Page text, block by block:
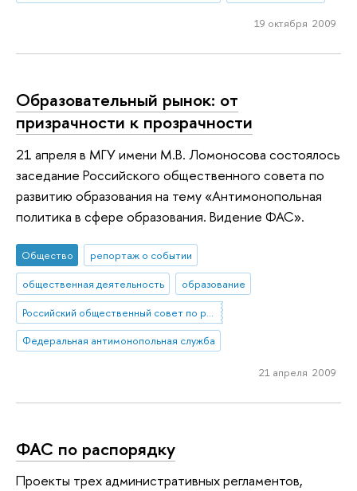
19 октября 2009
Образовательный рынок: от
призрачности к прозрачности
21 апреля в МГУ имени М.В. Ломоносова состоялось
заседание Российского общественного совета по
развитию образования на тему «Антимонопольная
политика в сфере образования. Видение ФАС».
Общество
репортаж о событии
общественная деятельность
образование
Российский общественный совет по развитию образования (РОСРО)
Федеральная антимонопольная служба
21 апреля 2009
ФАС по распорядку
Проекты трех административных регламентов,